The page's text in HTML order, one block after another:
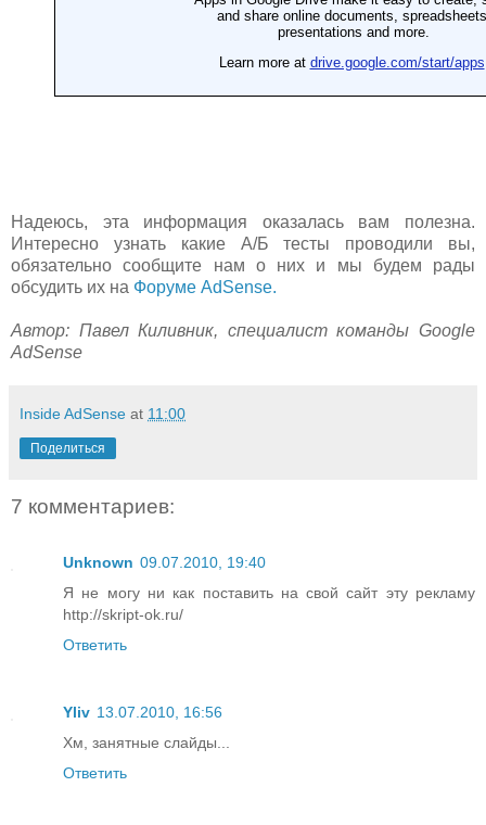
Надеюсь, эта информация оказалась вам полезна.
Интересно узнать какие А/Б тесты проводили вы,
обязательно сообщите нам о них и мы будем рады
обсудить их на Форуме AdSense.
Автор: Павел Киливник, специалист команды Google
AdSense
Inside AdSense at 11:00
Поделиться
7 комментариев:
Unknown 09.07.2010, 19:40
Я не могу ни как поставить на свой сайт эту рекламу
http://skript-ok.ru/
Ответить
Yliv 13.07.2010, 16:56
Хм, занятные слайды...
Ответить